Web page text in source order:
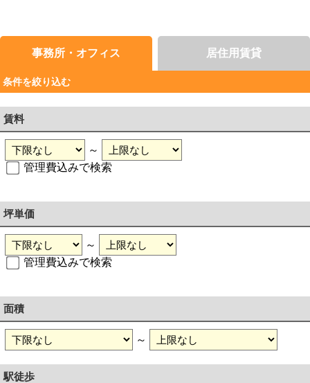
事務所・オフィス 居住用賃貸
条件を絞り込む
賃料
～
管理費込みで検索
坪単価
～
管理費込みで検索
面積
～
駅徒歩